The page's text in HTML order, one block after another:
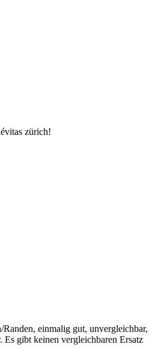
zürich!
einmalig gut, unvergleichbar,
Es gibt keinen vergleichbaren Ersatz